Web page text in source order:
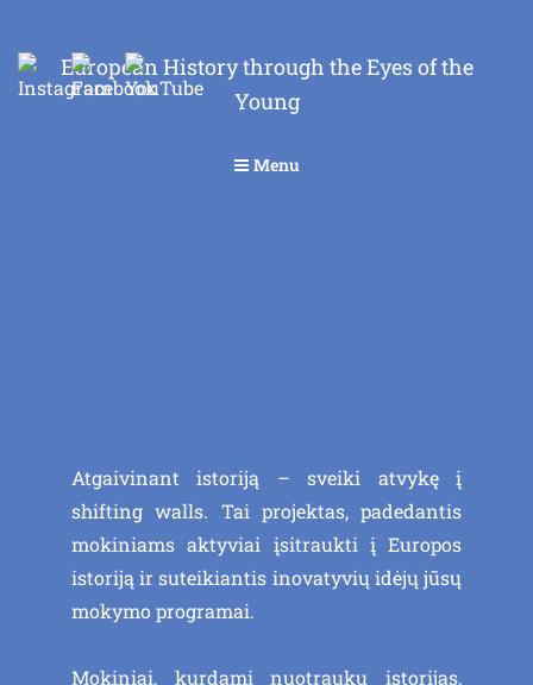
European History through the Eyes of the
Young
Menu
Atgaivinant istoriją – sveiki atvykę į
shifting walls. Tai projektas, padedantis
mokiniams aktyviai įsitraukti į Europos
istoriją ir suteikiantis inovatyvių idėjų jūsų
mokymo programai.
Mokiniai, kurdami nuotraukų istorijas,